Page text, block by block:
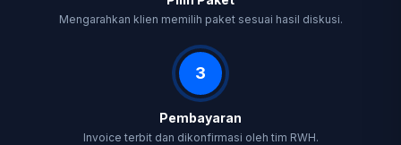
Mengarahkan klien memilih paket sesuai hasil diskusi.
3
Pembayaran
Invoice terbit dan dikonfirmasi oleh tim RWH.